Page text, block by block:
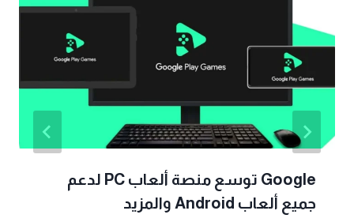
Google توسع منصة ألعاب PC لدعم
جميع ألعاب Android والمزيد